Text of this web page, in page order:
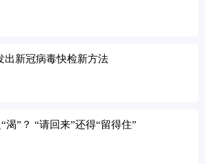
出新冠病毒快检新方法
渴”？ “请回来”还得“留得住”